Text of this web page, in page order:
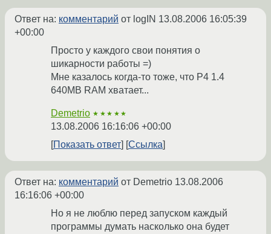
Ответ на: комментарий от logIN 13.08.2006 16:05:39
+00:00
Просто у каждого свои понятия о
шикарности работы =)
Мне казалось когда-то тоже, что P4 1.4
640MB RAM хватает...
Demetrio ★★★★★
13.08.2006 16:16:06 +00:00
Показать ответ
Ссылка
Ответ на: комментарий от Demetrio 13.08.2006
16:16:06 +00:00
Но я не люблю перед запуском каждый
программы думать насколько она будет